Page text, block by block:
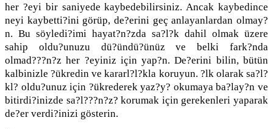
her ?eyi bir saniyede kaybedebilirsiniz. Ancak kaybedince
neyi kaybetti?ini görüp, de?erini geç anlayanlardan olmay?
n. Bu söyledi?imi hayat?n?zda sa?l?k dahil olmak üzere
sahip oldu?unuzu dü?ündü?ünüz ve belki fark?nda
olmad???n?z her ?eyiniz için yap?n. De?erini bilin, bütün
kalbinizle ?ükredin ve kararl?l?kla koruyun. ?lk olarak sa?l?
kl? oldu?unuz için ?ükrederek yaz?y? okumaya ba?lay?n ve
bitirdi?inizde sa?l???n?z? korumak için gerekenleri yaparak
de?er verdi?inizi gösterin.